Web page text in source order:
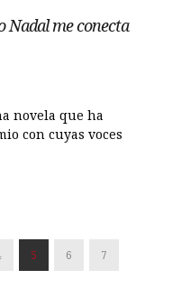
Nadal me conecta
novela que ha
con cuyas voces
5 6 7